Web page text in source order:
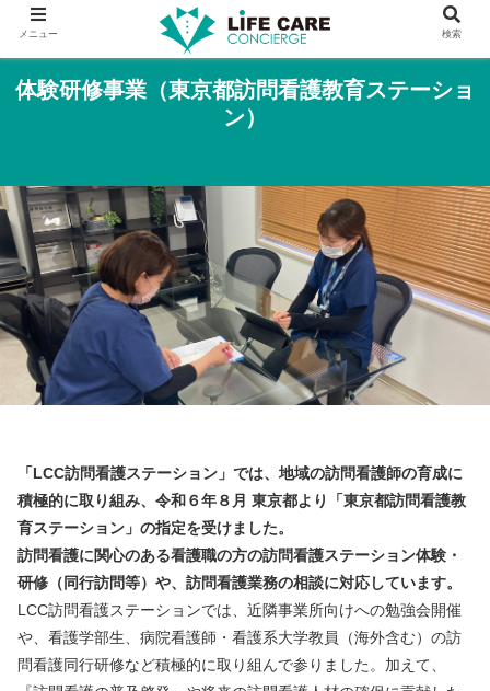
体験研修事業（東京都訪問看護教育ステーショ
ン）
「LCC訪問看護ステーション」では、 地域の訪問看護師の育成に
積極的に取り組み、令和６年８月 東京都より「東京都訪問看護教
育ステーション」の指定を受けました。
訪問看護に関心のある看護職の方の訪問看護ステーション体験・
研修（同行訪問等）や、訪問看護業務の相談に対応しています。
LCC訪問看護ステーションでは、近隣事業所向けへの勉強会開催
や、看護学部生、病院看護師・看護系大学教員（海外含む）の訪
問看護同行研修など積極的に取り組んで参りました。加えて、
メニュー 検索